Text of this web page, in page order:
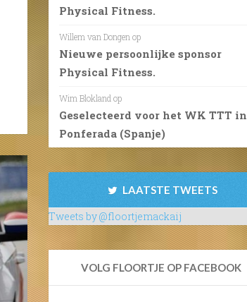
Physical Fitness.
Willem van Dongen op
Nieuwe persoonlijke sponsor
Physical Fitness.
Wim Blokland op
Geselecteerd voor het WK TTT in
Ponferada (Spanje)
LAATSTE TWEETS
Tweets by @floortjemackaij
VOLG FLOORTJE OP FACEBOOK